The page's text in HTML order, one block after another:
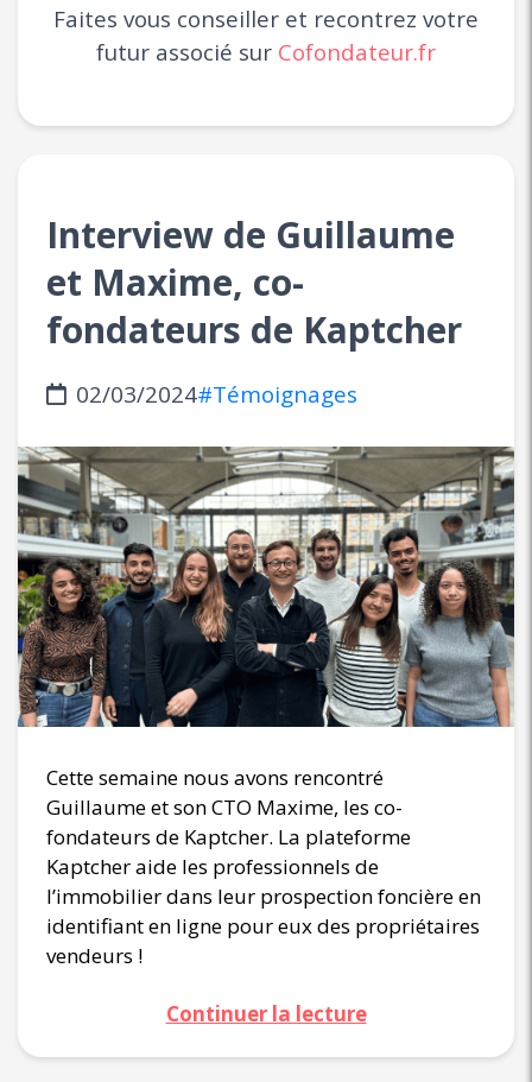
Faites vous conseiller et recontrez votre
futur associé sur Cofondateur.fr
Interview de Guillaume
et Maxime, co-
fondateurs de Kaptcher
02/03/2024#Témoignages
Cette semaine nous avons rencontré
Guillaume et son CTO Maxime, les co-
fondateurs de Kaptcher. La plateforme
Kaptcher aide les professionnels de
l’immobilier dans leur prospection foncière en
identifiant en ligne pour eux des propriétaires
vendeurs !
Continuer la lecture